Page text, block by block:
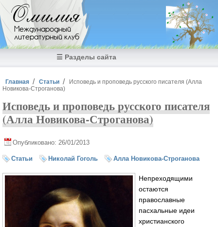
Перейти к основному содержанию
Омилия
Международный
литературный клуб
☰ Разделы сайта
Вы здесь
Главная Статьи
Исповедь и проповедь русского писателя (Алла
Новикова-Строганова)
Исповедь и проповедь русского писателя
(Алла Новикова-Строганова)
Опубликовано: 26/01/2013
Статьи Николай Гоголь Алла Новикова-Строганова
Непреходящими
остаются
православные
пасхальные идеи
христианского